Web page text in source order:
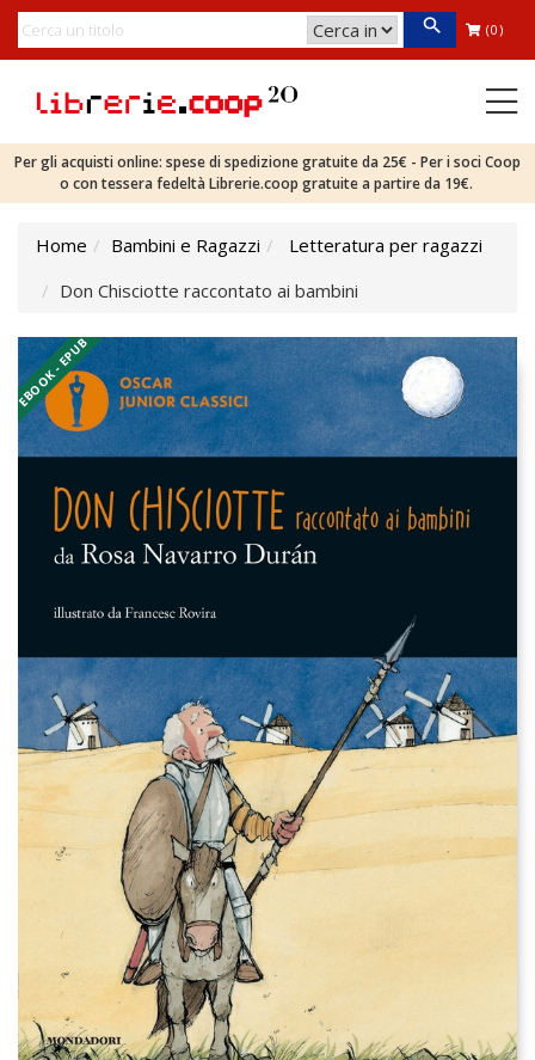
(0)
Per gli acquisti online: spese di spedizione gratuite da 25€ - Per i soci Coop
o con tessera fedeltà Librerie.coop gratuite a partire da 19€.
Home Bambini e Ragazzi
Letteratura per ragazzi
Don Chisciotte raccontato ai bambini
EBOOK - EPUB